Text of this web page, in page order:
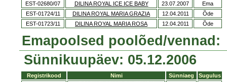
EST-02680/07
DILINA ROYAL ICE ICE BABY 23.07.2007
Ema
EST-01724/11
DILINA ROYAL MARIA GRAZIA 12.04.2011
Õde
EST-01723/11
DILINA ROYAL MARIA ROSA 12.04.2011 Õde
Emapoolsed poolõed/vennad:
Sünnikuupäev: 05.12.2006
Registrikood Nimi Sünniaeg Sugulus